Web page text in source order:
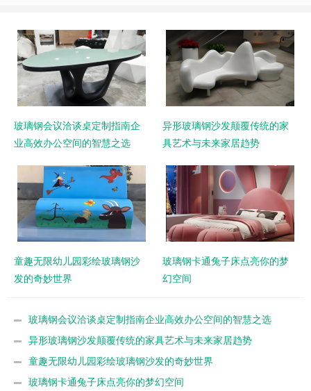
玻璃钢会议洽谈桌定制指南企
业高效办公空间的智慧之选
异形玻璃钢沙发颠覆传统的家
具艺术与未来家居趋势
童趣无限幼儿园彩绘玻璃钢沙
发的奇妙世界
玻璃钢卡通兔子床点亮你的梦
幻空间
玻璃钢会议洽谈桌定制指南企业高效办公空间的智慧之选
异形玻璃钢沙发颠覆传统的家具艺术与未来家居趋势
童趣无限幼儿园彩绘玻璃钢沙发的奇妙世界
玻璃钢卡通兔子床点亮你的梦幻空间